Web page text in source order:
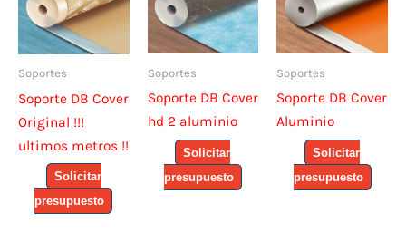
Soportes
Soporte DB Cover
Original !!!
ultimos metros !!
Solicitar
presupuesto
Soportes
Soporte DB Cover
hd 2 aluminio
Solicitar
presupuesto
Soportes
Soporte DB Cover
Aluminio
Solicitar
presupuesto